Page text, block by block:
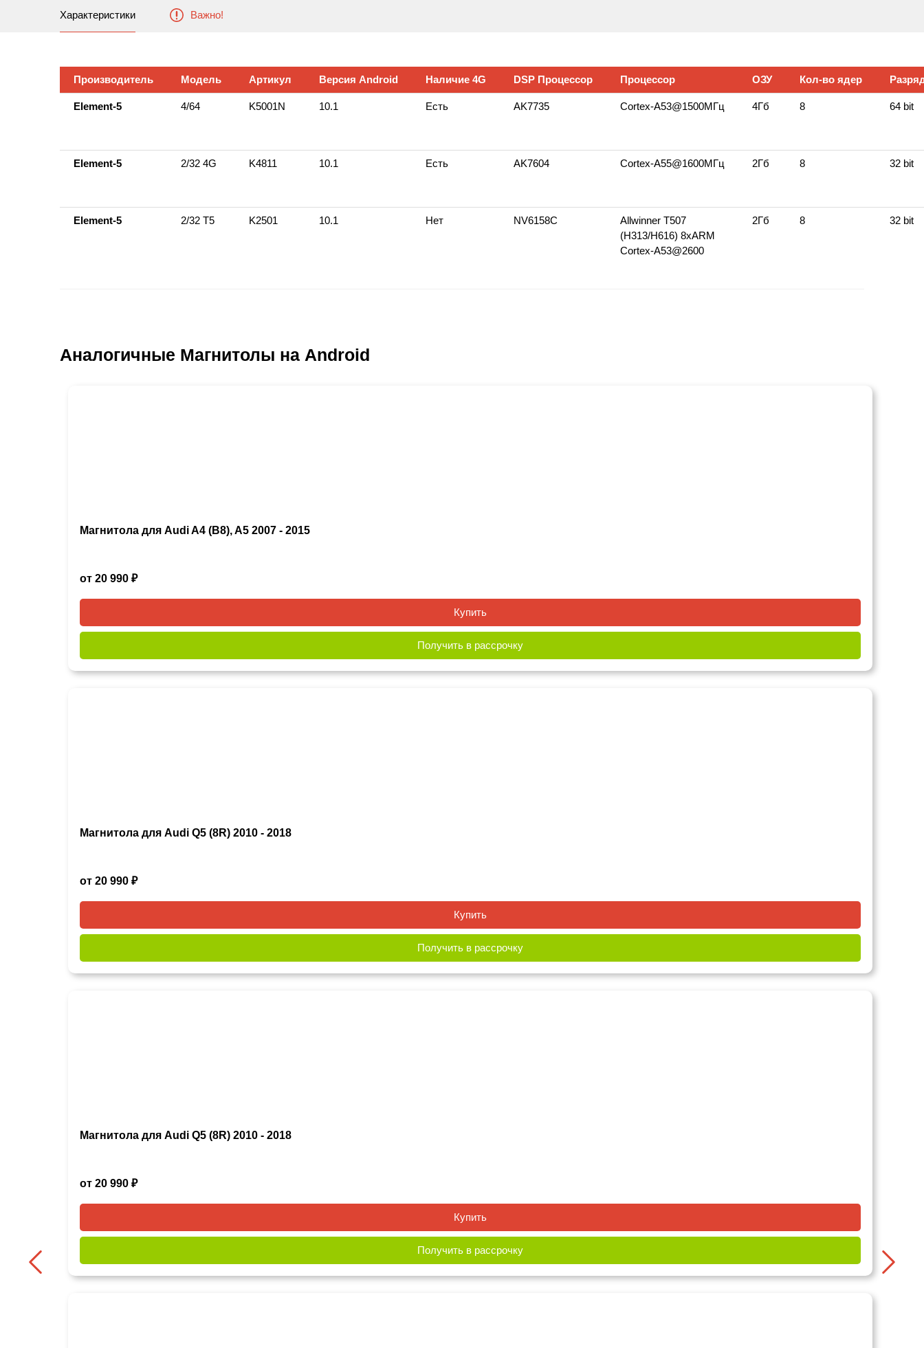
Характеристики Важно!
Производитель Модель Артикул Версия Android Наличие 4G DSP Процессор Процессор ОЗУ Кол‑во ядер
Element-5 4/64 K5001N 10.1 Есть AK7735 Сortex‑A53@1500МГц 4Гб 8 64 bit
Element-5 2/32 4G K4811 10.1 Есть AK7604 Cortex‑A55@1600МГц 2Гб 8 32 bit
Element-5 2/32 Т5 K2501 10.1 Нет NV6158С
Allwinner T507
(H313/H616) 8xARM
Cortex‑A53@2600
2Гб 8 32 bit
Аналогичные Магнитолы на Android
Магнитола для Audi A4 (B8), A5 2007 - 2015
от 20 990 ₽
Купить
Получить в рассрочку
Магнитола для Audi Q5 (8R) 2010 - 2018
от 20 990 ₽
Купить
Получить в рассрочку
Магнитола для Audi Q5 (8R) 2010 - 2018
от 20 990 ₽
Купить
Получить в рассрочку